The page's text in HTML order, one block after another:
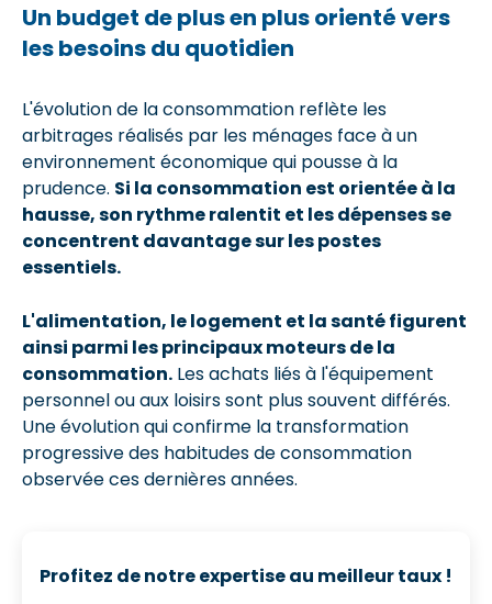
Un budget de plus en plus orienté vers
les besoins du quotidien
L'évolution de la consommation reflète les
arbitrages réalisés par les ménages face à un
environnement économique qui pousse à la
prudence. Si la consommation est orientée à la
hausse, son rythme ralentit et les dépenses se
concentrent davantage sur les postes
essentiels.
L'alimentation, le logement et la santé figurent
ainsi parmi les principaux moteurs de la
consommation. Les achats liés à l'équipement
personnel ou aux loisirs sont plus souvent différés.
Une évolution qui confirme la transformation
progressive des habitudes de consommation
observée ces dernières années.
Profitez de notre expertise au meilleur taux !